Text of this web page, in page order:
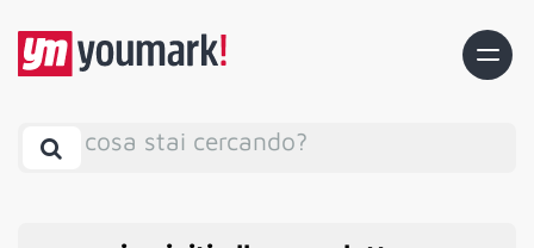
cosa stai cercando?